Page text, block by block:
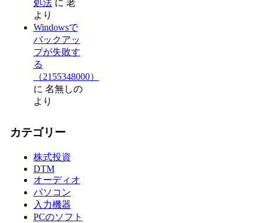
処法に 老
より
Windowsで
バックアッ
プが失敗す
る
（2155348000）
に 名無しの
より
カテゴリー
株式投資
DTM
オーディオ
パソコン
入力機器
PCのソフト